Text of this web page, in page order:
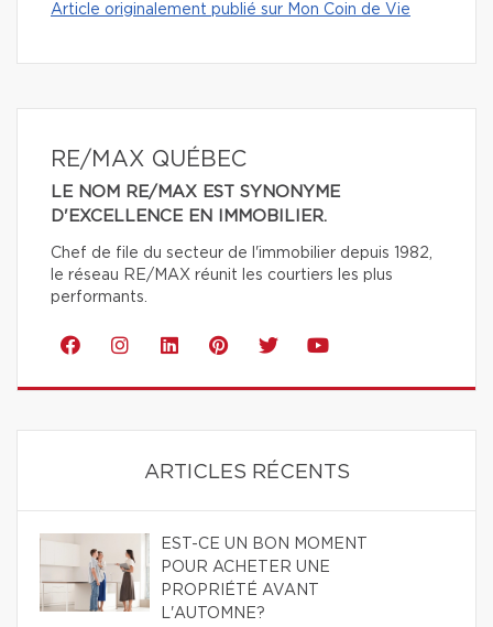
Article originalement publié sur Mon Coin de Vie
RE/MAX QUÉBEC
LE NOM RE/MAX EST SYNONYME
D'EXCELLENCE EN IMMOBILIER.
Chef de file du secteur de l'immobilier depuis 1982,
le réseau RE/MAX réunit les courtiers les plus
performants.
ARTICLES RÉCENTS
EST-CE UN BON MOMENT
POUR ACHETER UNE
PROPRIÉTÉ AVANT
L'AUTOMNE?